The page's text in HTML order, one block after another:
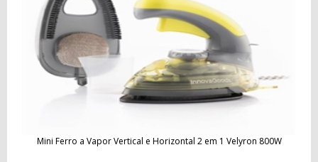
Mini Ferro a Vapor Vertical e Horizontal 2 em 1 Velyron 800W